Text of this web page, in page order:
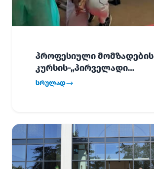
პროფესიული მომზადების
კურსის-„პირველადი
გადაუდებელი დახმარება“,
სრულად